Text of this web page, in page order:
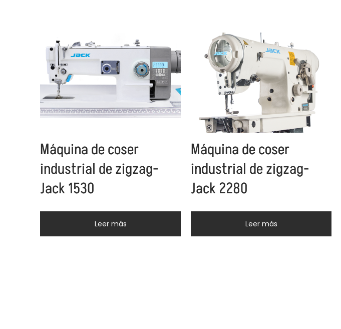
Máquina de coser
industrial de zigzag-
Jack 1530
Leer más
Máquina de coser
industrial de zigzag-
Jack 2280
Leer más